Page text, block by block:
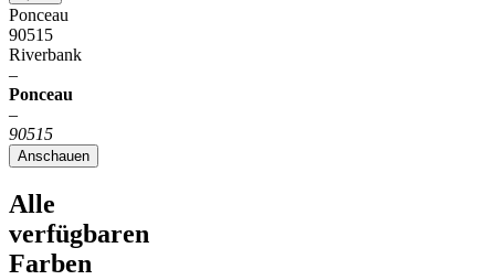
Ponceau
90515
Riverbank
–
Ponceau
–
90515
Anschauen
Alle
verfügbaren
Farben